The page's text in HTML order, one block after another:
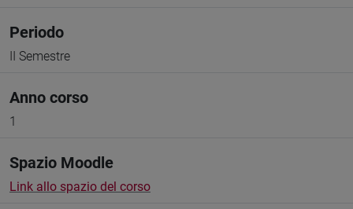
Periodo
II Semestre
Anno corso
1
Spazio Moodle
Link allo spazio del corso